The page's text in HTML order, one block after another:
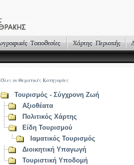
Όλες οι Θεματικές Κατηγορίες
Τουρισμός - Σύγχρονη Ζωή
Αξιοθέατα
Πολιτικός Χάρτης
Είδη Τουρισμού
Ιαματικός Τουρισμός
Διοικητική Υπαγωγή
Τουριστική Υποδομή